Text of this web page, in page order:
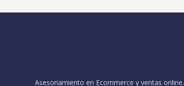
Asesoriamiento en Ecommerce y ventas online.